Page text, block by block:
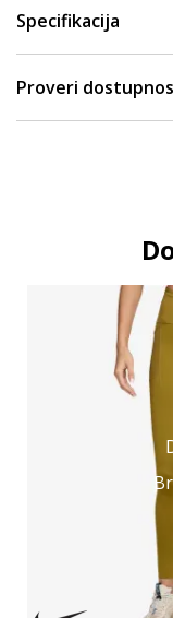
Specifikacija
Proveri